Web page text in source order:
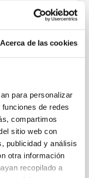
Acerca de las cookies
para personalizar
de redes
compartimos
sitio web con
publicidad y análisis
otra información
recopilado a
que se
de